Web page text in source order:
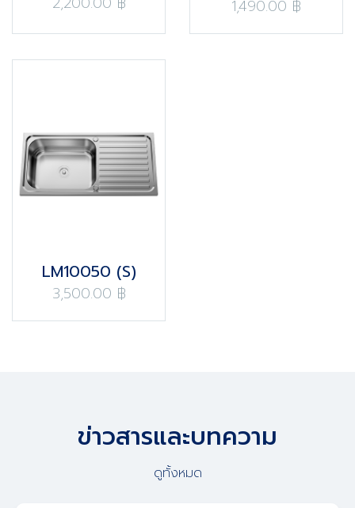
1,490.00 ฿
LM10050 (S)​
3,500.00 ฿
ข่าวสารและบทความ
ดูทั้งหมด